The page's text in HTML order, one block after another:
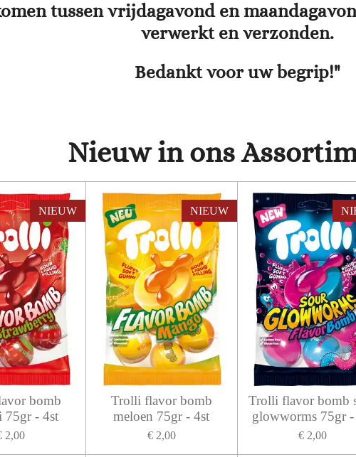
tussen vrijdagavond en
verwerkt en verzonden.
Bedankt voor uw begrip!"
Nieuw in ons
NIEUW
bomb
75gr - 4st
2,00
NIEUW
Trolli flavor bomb
meloen 75gr - 4st
€ 2,00
Trolli flavor bomb
glowworms 75gr -
€ 2,00